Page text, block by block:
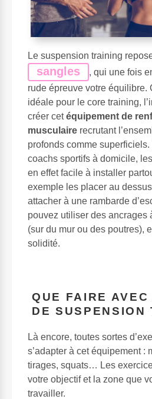
Le suspension training
sangles
, qui une fois
rude épreuve votre équilibre.
idéale pour le core training,
créer cetéquipement de
musculaire recrutant
profonds comme
coachs sportifs à domicile,
en effet facile à installer
exemple les placer au
attacher à une rambarde
pouvez utiliser des ancrages
(sur du mur ou des poutres),
solidité.
QUE FAIRE
DE SUSPENSION
Là encore, toutes sortes
s’adapter à cet équipement :
tirages, squats… Les
votre objectif et la zone que
travailler.